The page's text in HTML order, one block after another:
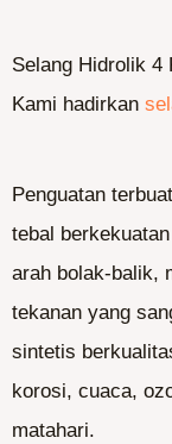
Selang Hidrolik 4
Kami hadirkan
Penguatan
tebal
arah bolak-balik,
tekanan yang
sintetis
korosi, cuaca,
matahari.